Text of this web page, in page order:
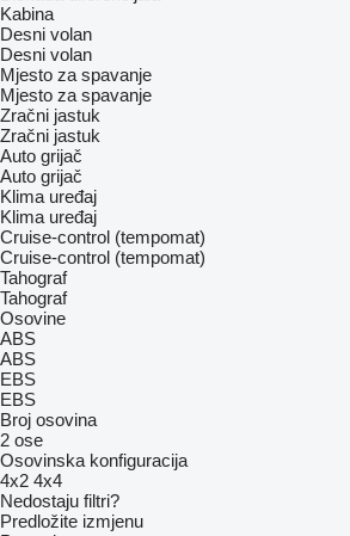
Kabina
Desni volan
Desni volan
Mjesto za spavanje
Mjesto za spavanje
Zračni jastuk
Zračni jastuk
Auto grijač
Auto grijač
Klima uređaj
Klima uređaj
Cruise-control (tempomat)
Cruise-control (tempomat)
Tahograf
Tahograf
Osovine
ABS
ABS
EBS
EBS
Broj osovina
2 ose
Osovinska konfiguracija
4x2 4x4
Nedostaju filtri?
Predložite izmjenu